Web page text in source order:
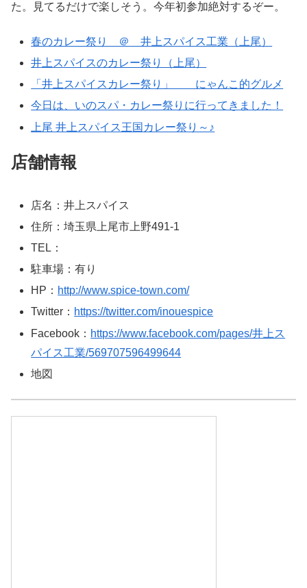
た。見てるだけで楽しそう。今年初参加絶対するぞー。
春のカレー祭り ＠ 井上スパイス工業（上尾）
井上スパイスのカレー祭り（上尾）
「井上スパイスカレー祭り」 にゃんこ的グルメ
今日は、いのスパ・カレー祭りに行ってきました！
上尾 井上スパイス王国カレー祭り～♪
店舗情報
店名：井上スパイス
住所：埼玉県上尾市上野491-1
TEL：
駐車場：有り
HP： http://www.spice-town.com/
Twitter： https://twitter.com/inouespice
Facebook： https://www.facebook.com/pages/井上ス
パイス工業/569707596499644
地図